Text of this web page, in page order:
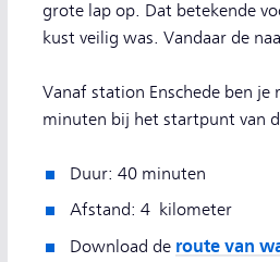
grote lap op. Dat betekende
kust veilig was. Vandaar de
Vanaf station Enschede ben
minuten bij het startpunt van
Duur: 40 minuten
Afstand: 4 kilometer
Download de route van